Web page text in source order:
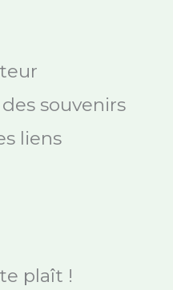
souvenirs
liens
plaît !